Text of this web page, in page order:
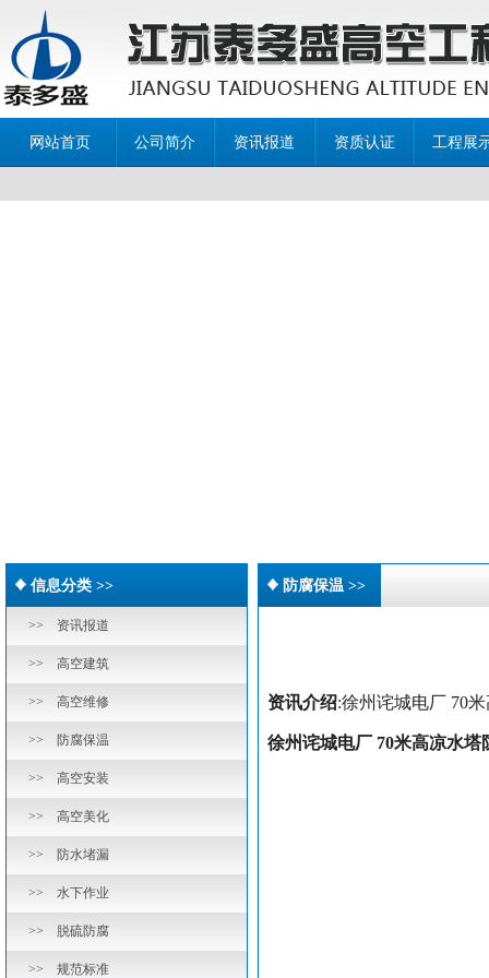
网站首页 公司简介 资讯报道 资质认证 工程展
信息分类 >>
>> 资讯报道
>> 高空建筑
>> 高空维修
>> 防腐保温
>> 高空安装
>> 高空美化
>> 防水堵漏
>> 水下作业
>> 脱硫防腐
>> 规范标准
防腐保温 >>
资讯介绍:徐州诧城电厂 70
徐州诧城电厂 70米高凉水塔